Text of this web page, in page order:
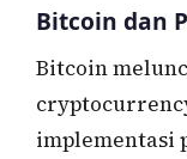
Bitcoin dan
Bitcoin
implementasi